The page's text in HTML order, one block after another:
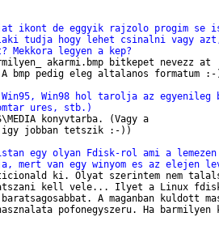
ikont de eggyik rajzolo progim se
tudja hogy lehet csinalni vagy
Mekkora legyen a kep?
akarmi.bmp bitkepet nevezz at
bmp pedig eleg altalanos formatum
Win95, Win98 hol tarolja az
ures, stb.)
konyvtarba. (Vagy a
igy jobban tetszik :-))
egy olyan Fdisk-rol ami a
mert van egy winyom es az elejen
ki. Olyat szerintem nem
kell vele... Ilyet a Linux
A maganban kuldott
pofonegyszeru. Ha barmilyen